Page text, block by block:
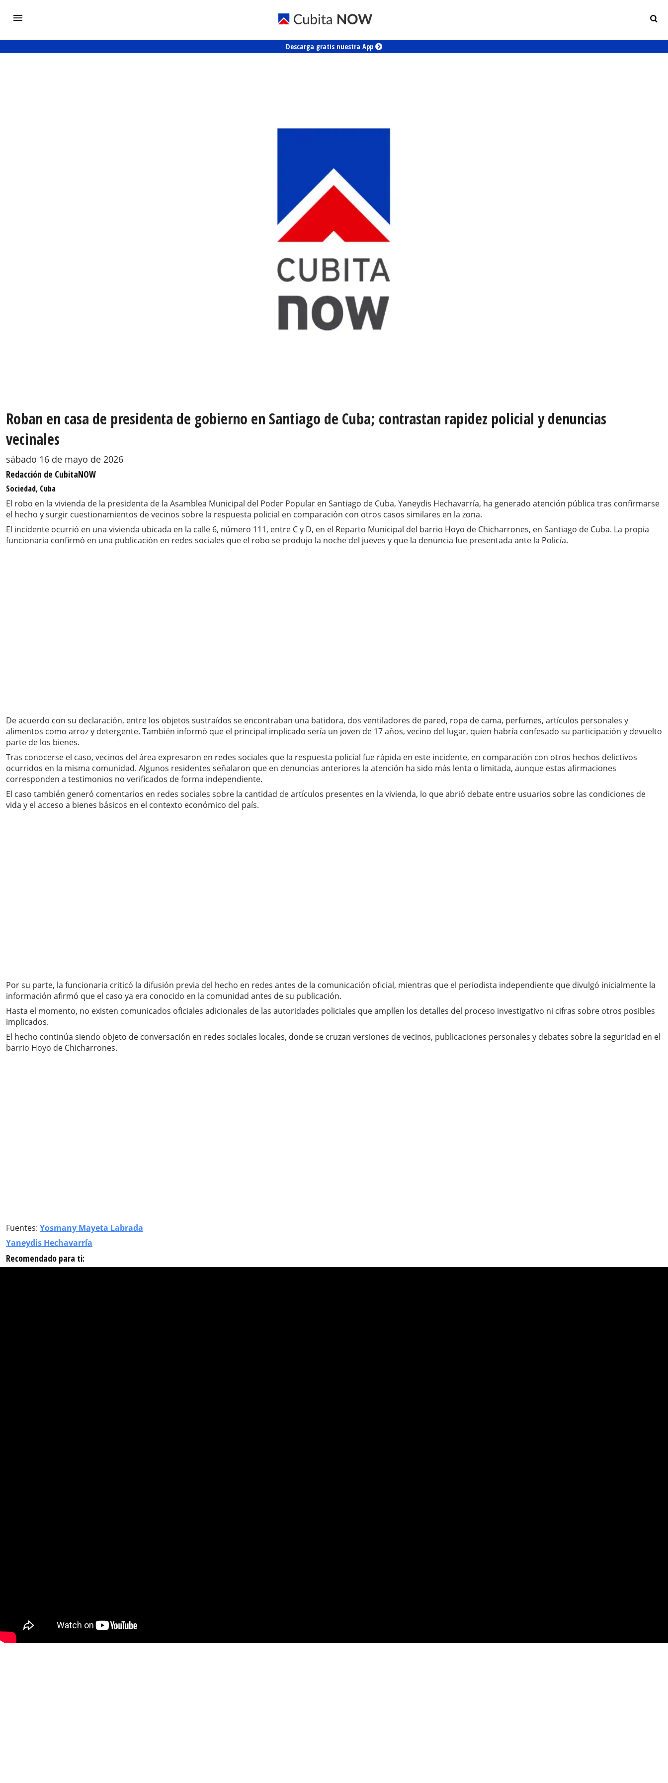
Descarga gratis nuestra App
Roban en casa de presidenta de gobierno en Santiago de Cuba; contrastan rapidez policial y denuncias
vecinales
sábado 16 de mayo de 2026
Redacción de CubitaNOW
Sociedad, Cuba
El robo en la vivienda de la presidenta de la Asamblea Municipal del Poder Popular en Santiago de Cuba, Yaneydis Hechavarría, ha generado atención pública tras confirmarse
el hecho y surgir cuestionamientos de vecinos sobre la respuesta policial en comparación con otros casos similares en la zona.
El incidente ocurrió en una vivienda ubicada en la calle 6, número 111, entre C y D, en el Reparto Municipal del barrio Hoyo de Chicharrones, en Santiago de Cuba. La propia
funcionaria confirmó en una publicación en redes sociales que el robo se produjo la noche del jueves y que la denuncia fue presentada ante la Policía.
De acuerdo con su declaración, entre los objetos sustraídos se encontraban una batidora, dos ventiladores de pared, ropa de cama, perfumes, artículos personales y
alimentos como arroz y detergente. También informó que el principal implicado sería un joven de 17 años, vecino del lugar, quien habría confesado su participación y devuelto
parte de los bienes.
Tras conocerse el caso, vecinos del área expresaron en redes sociales que la respuesta policial fue rápida en este incidente, en comparación con otros hechos delictivos
ocurridos en la misma comunidad. Algunos residentes señalaron que en denuncias anteriores la atención ha sido más lenta o limitada, aunque estas afirmaciones
corresponden a testimonios no verificados de forma independiente.
El caso también generó comentarios en redes sociales sobre la cantidad de artículos presentes en la vivienda, lo que abrió debate entre usuarios sobre las condiciones de
vida y el acceso a bienes básicos en el contexto económico del país.
Por su parte, la funcionaria criticó la difusión previa del hecho en redes antes de la comunicación oficial, mientras que el periodista independiente que divulgó inicialmente la
información afirmó que el caso ya era conocido en la comunidad antes de su publicación.
Hasta el momento, no existen comunicados oficiales adicionales de las autoridades policiales que amplíen los detalles del proceso investigativo ni cifras sobre otros posibles
implicados.
El hecho continúa siendo objeto de conversación en redes sociales locales, donde se cruzan versiones de vecinos, publicaciones personales y debates sobre la seguridad en el
barrio Hoyo de Chicharrones.
Fuentes: Yosmany Mayeta Labrada
Yaneydis Hechavarría
Recomendado para ti: